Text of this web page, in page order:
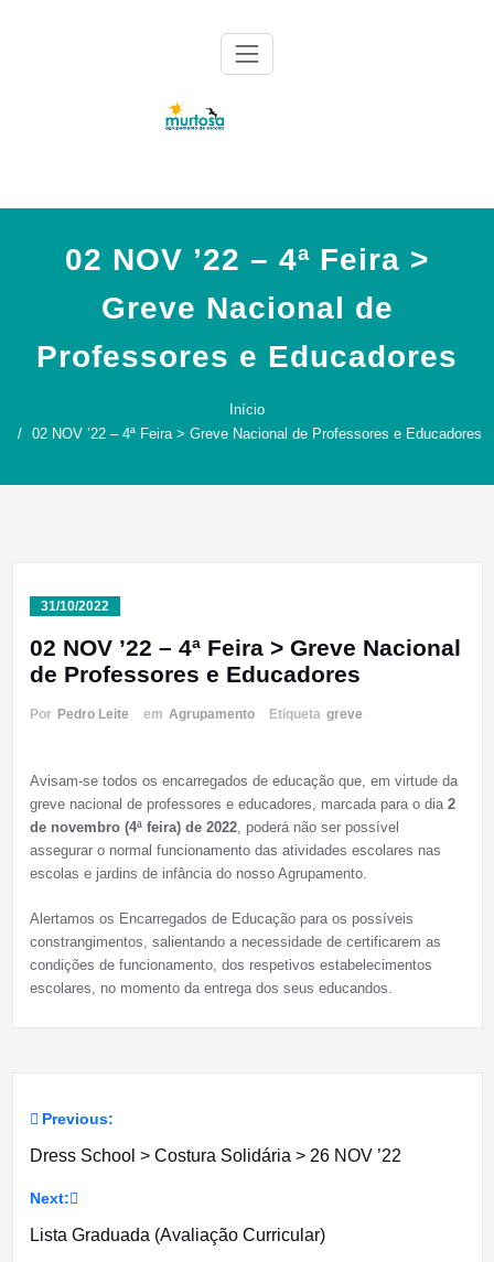
02 NOV ’22 – 4ª Feira >
Greve Nacional de
Professores e Educadores
Início
02 NOV ’22 – 4ª Feira > Greve Nacional de Professores e Educadores
31/10/2022
02 NOV ’22 – 4ª Feira > Greve Nacional
de Professores e Educadores
Por Pedro Leite em Agrupamento Etiqueta greve
Avisam-se todos os encarregados de educação que, em virtude da
greve nacional de professores e educadores, marcada para o dia 2
de novembro (4ª feira) de 2022, poderá não ser possível
assegurar o normal funcionamento das atividades escolares nas
escolas e jardins de infância do nosso Agrupamento.
Alertamos os Encarregados de Educação para os possíveis
constrangimentos, salientando a necessidade de certificarem as
condições de funcionamento, dos respetivos estabelecimentos
escolares, no momento da entrega dos seus educandos.
Navegação
artigos
Previous:
Dress School > Costura Solidária > 26 NOV ’22
Next:
Lista Graduada (Avaliação Curricular)